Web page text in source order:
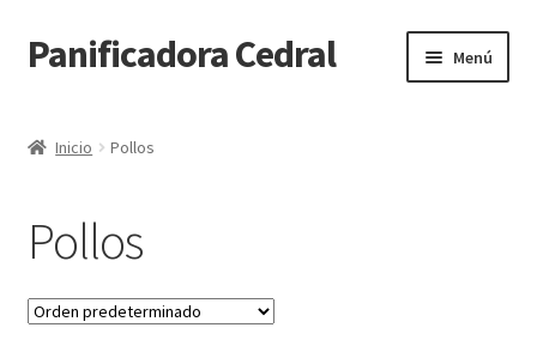
Ir
a
navegación
Ir
al
Panificadora Cedral Menú
Finalizar compra
Maite POS
Inicio Pollos
Pollos